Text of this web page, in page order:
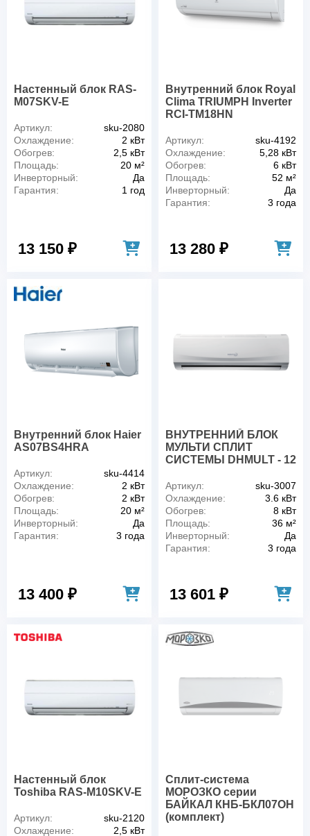
Настенный блок RAS-
M07SKV-E
Артикул:
sku-2080
Охлаждение:
2 кВт
Обогрев:
2,5 кВт
Площадь:
20 м²
Инверторный:
Да
Гарантия:
1 год
13 150 ₽
Внутренний блок Royal
Clima TRIUMPH Inverter
RCI-TM18HN
Артикул:
sku-4192
Охлаждение:
5,28 кВт
Обогрев:
6 кВт
Площадь:
52 м²
Инверторный:
Да
Гарантия:
3 года
13 280 ₽
Внутренний блок Haier
AS07BS4HRA
Артикул:
sku-4414
Охлаждение:
2 кВт
Обогрев:
2 кВт
Площадь:
20 м²
Инверторный:
Да
Гарантия:
3 года
13 400 ₽
ВНУТРЕННИЙ БЛОК
МУЛЬТИ СПЛИТ
СИСТЕМЫ DHMULT - 12
Артикул:
sku-3007
Охлаждение:
3.6 кВт
Обогрев:
8 кВт
Площадь:
36 м²
Инверторный:
Да
Гарантия:
3 года
13 601 ₽
Настенный блок
Toshiba RAS-M10SKV-E
Артикул:
sku-2120
Охлаждение:
2,5 кВт
Сплит-система
МОРОЗКО серии
БАЙКАЛ КНБ-БКЛ07ОН
(комплект)